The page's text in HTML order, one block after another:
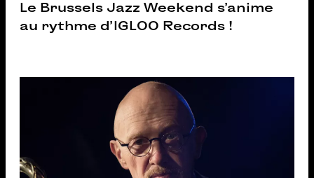
Le Brussels Jazz Weekend s’anime
au rythme d’IGLOO Records !